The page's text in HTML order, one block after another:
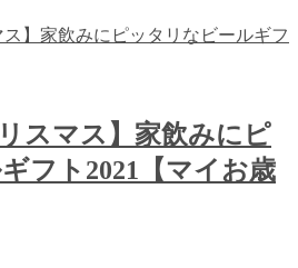
スマス】家飲みにピ
フト2021【マイお歳